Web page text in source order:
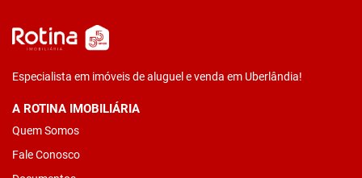
Especialista em imóveis de aluguel e venda em Uberlândia!
A ROTINA IMOBILIÁRIA
Quem Somos
Fale Conosco